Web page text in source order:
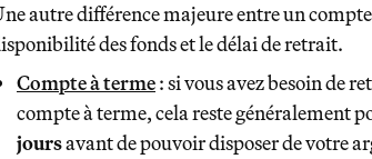
Fonds monétaire
moment.
autre différence majeure entre un
des fonds et le délai de retrait.
Compte à terme: si vous avez besoin de
compte à terme, cela reste généralement
joursavant de pouvoir disposer de votre